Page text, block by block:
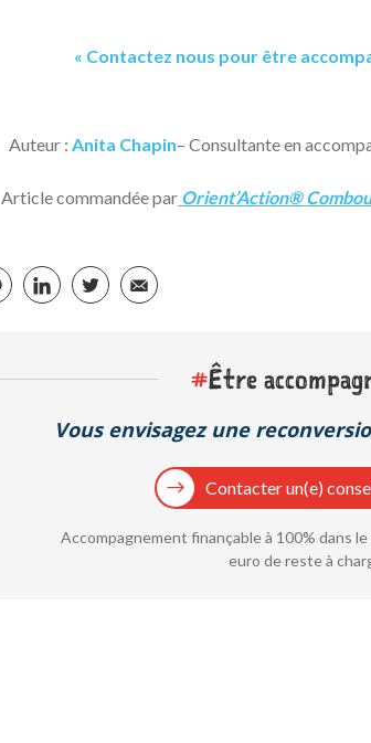
« Contactez nous pour être
Auteur : Anita Chapin– Consultante en
Article commandée par Orient’Action®
#Être
Vous envisagez une
Contacter un(e)
Accompagnement finançable à 100% dans
euro de reste à